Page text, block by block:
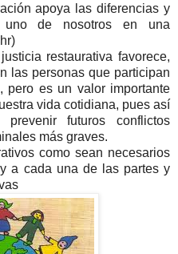
apoya las diferencias y
uno de nosotros en una
restaurativa favorece,
las personas que participan
pero es un valor importante
vida cotidiana, pues así
futuros conflictos
más graves.
como sean necesarios
a cada una de las partes y